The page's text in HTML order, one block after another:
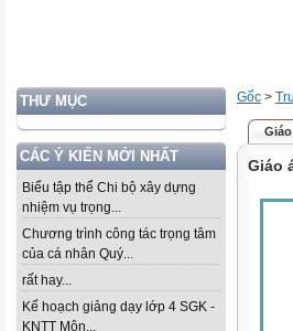
THƯ MỤC
CÁC Ý KIẾN MỚI NHẤT
Biểu tập thể Chi bộ xây dựng
nhiệm vụ trọng...
Chương trình công tác trọng tâm
của cá nhân Quý...
rất hay...
Kế hoạch giảng dạy lớp 4 SGK -
KNTT Môn...
Gốc >
Giáo